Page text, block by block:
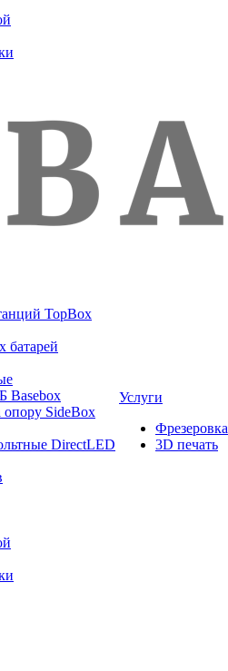
TopBox
батарей
Basebox
SideBox
DirectLED
Услуги
Фрезеровка
3D печать